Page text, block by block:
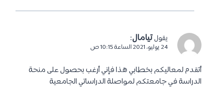
يقول تيامال:
24 يوليو، 2021 الساعة 10:15 ص
أتقدم لمعاليكم بخطابي هذا فإني أرغب بحصول على منحة
الدراسة في جامعتكم لمواصلة الدراساتي الجامعية